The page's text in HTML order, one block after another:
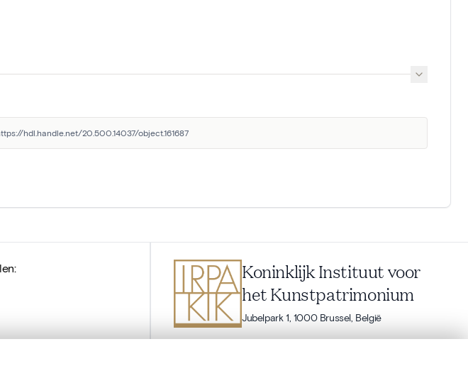
hdl.handle.net/20.500.14037/object.161687
Koninklijk Instituut voor
het Kunstpatrimonium
Jubelpark 1, 1000 Brussel, België